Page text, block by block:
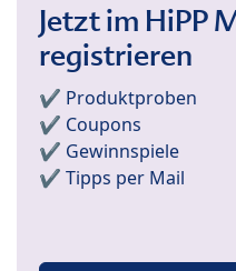
Jetzt im HiPP
registrieren
✔️ Produktproben
✔️ Coupons
✔️ Gewinnspiele
✔️ Tipps per Mail